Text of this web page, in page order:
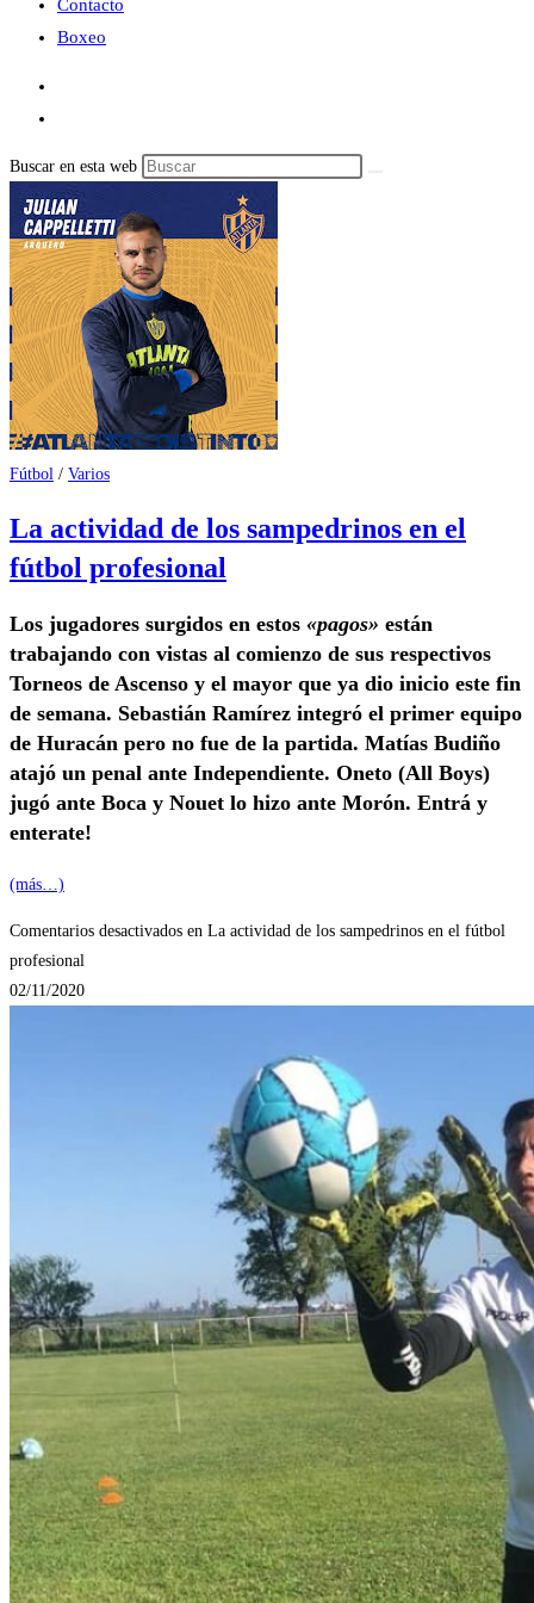
Contacto
Boxeo
Buscar en esta web
Fútbol / Varios
La actividad de los sampedrinos en el
fútbol profesional
Los jugadores surgidos en estos «pagos» están
trabajando con vistas al comienzo de sus respectivos
Torneos de Ascenso y el mayor que ya dio inicio este fin
de semana. Sebastián Ramírez integró el primer equipo
de Huracán pero no fue de la partida. Matías Budiño
atajó un penal ante Independiente. Oneto (All Boys)
jugó ante Boca y Nouet lo hizo ante Morón. Entrá y
enterate!
(más…)
Comentarios desactivados en La actividad de los sampedrinos en el fútbol
profesional
02/11/2020